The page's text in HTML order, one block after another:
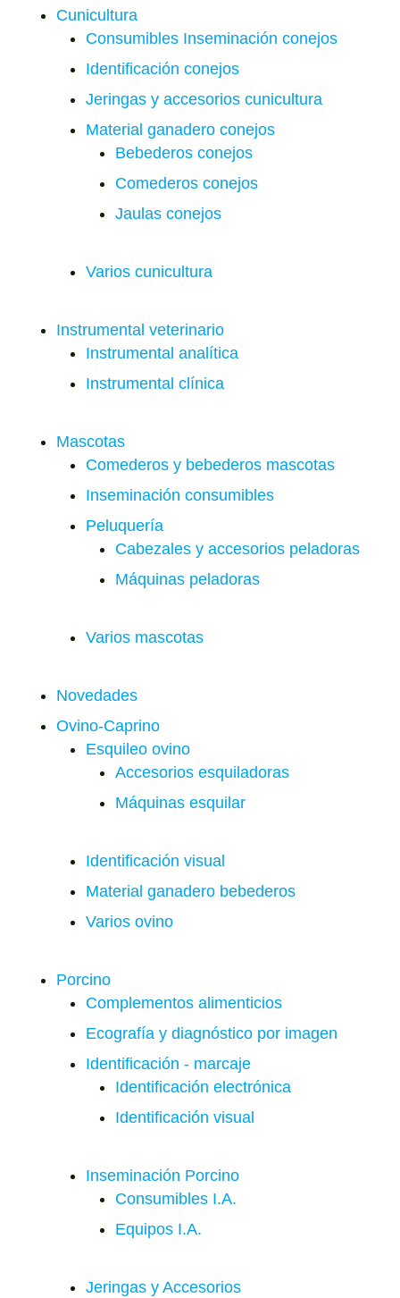
Cunicultura
Consumibles Inseminación conejos
Identificación conejos
Jeringas y accesorios cunicultura
Material ganadero conejos
Bebederos conejos
Comederos conejos
Jaulas conejos
Varios cunicultura
Instrumental veterinario
Instrumental analítica
Instrumental clínica
Mascotas
Comederos y bebederos mascotas
Inseminación consumibles
Peluquería
Cabezales y accesorios peladoras
Máquinas peladoras
Varios mascotas
Novedades
Ovino-Caprino
Esquileo ovino
Accesorios esquiladoras
Máquinas esquilar
Identificación visual
Material ganadero bebederos
Varios ovino
Porcino
Complementos alimenticios
Ecografía y diagnóstico por imagen
Identificación - marcaje
Identificación electrónica
Identificación visual
Inseminación Porcino
Consumibles I.A.
Equipos I.A.
Jeringas y Accesorios